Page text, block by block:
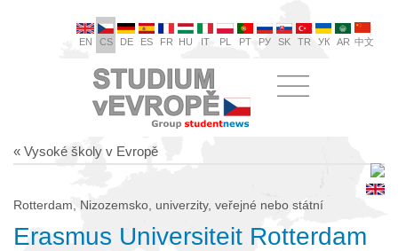
EN CS DE ES FR HU IT PL PT РУ SK TR УК AR 中文
« Vysoké školy v Evropě
Rotterdam, Nizozemsko, univerzity, veřejné nebo státní
Erasmus Universiteit Rotterdam